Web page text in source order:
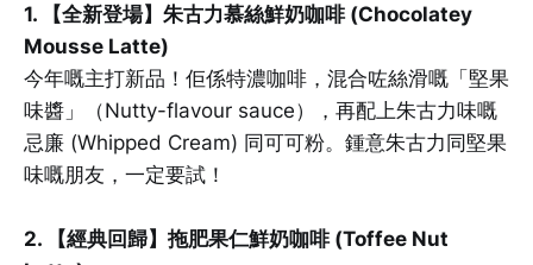
1. 【全新登場】朱古力慕絲鮮奶咖啡 (Chocolatey
Mousse Latte)
今年嘅主打新品！佢係特濃咖啡，混合咗絲滑嘅「堅果
味醬」（Nutty-flavour sauce），再配上朱古力味嘅
忌廉 (Whipped Cream) 同可可粉。鍾意朱古力同堅果
味嘅朋友，一定要試！
2. 【經典回歸】拖肥果仁鮮奶咖啡 (Toffee Nut